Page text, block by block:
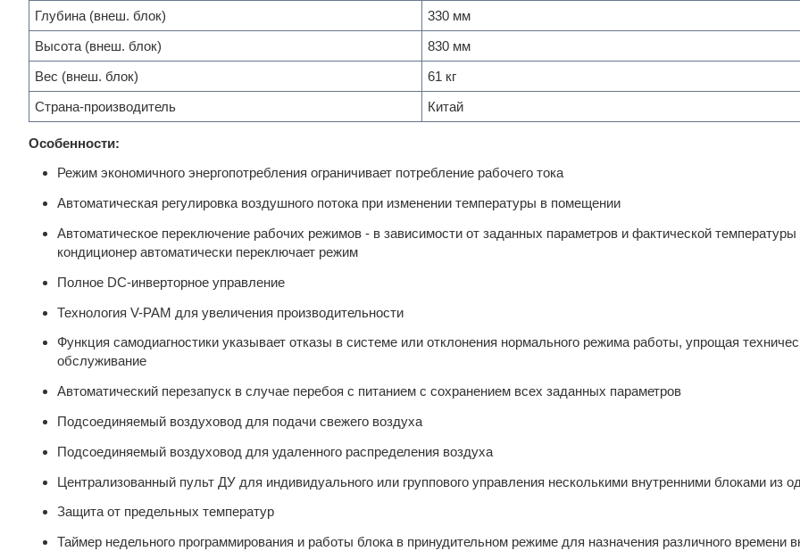
Глубина (внеш. блок)
330 мм
Высота (внеш. блок)
830 мм
Вес (внеш. блок)
61 кг
Страна-производитель
Китай
Особенности:
Режим экономичного энергопотребления ограничивает потребление рабочего тока
Автоматическая регулировка воздушного потока при изменении температуры в помещении
Автоматическое переключение рабочих режимов - в зависимости от заданных параметров и фактической температуры
кондиционер автоматически переключает режим
Полное DC-инверторное управление
Технология V-PAM для увеличения производительности
Функция самодиагностики указывает отказы в системе или отклонения нормального режима работы, упрощая
обслуживание
Автоматический перезапуск в случае перебоя с питанием с сохранением всех заданных параметров
Подсоединяемый воздуховод для подачи свежего воздуха
Подсоединяемый воздуховод для удаленного распределения воздуха
Централизованный пульт ДУ для индивидуального или группового управления несколькими внутренними блоками из
Защита от предельных температур
Таймер недельного программирования и работы блока в принудительном режиме для назначения различного времени